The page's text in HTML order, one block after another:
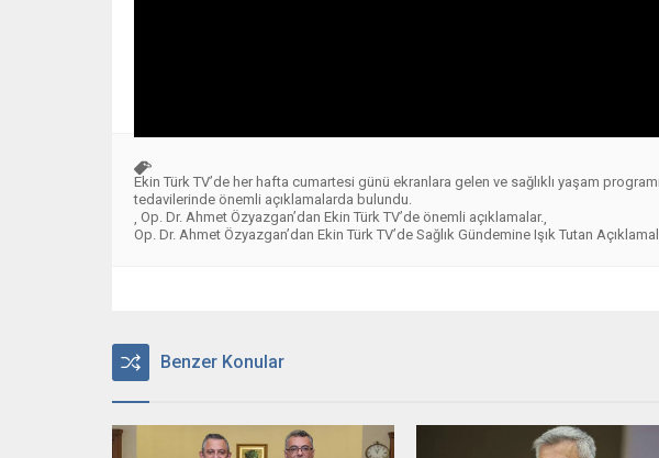
Ekin Türk TV’de her hafta cumartesi günü ekranlara gelen ve sağlıklı yaşam
tedavilerinde önemli açıklamalarda bulundu.
Op. Dr. Ahmet Özyazgan’dan Ekin Türk TV’de önemli açıklamalar.
Op. Dr. Ahmet Özyazgan’dan Ekin Türk TV’de Sağlık Gündemine Işık Tutan
Benzer Konular